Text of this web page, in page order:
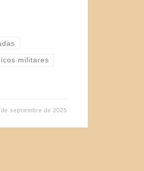
militares
de septiembre de 2025